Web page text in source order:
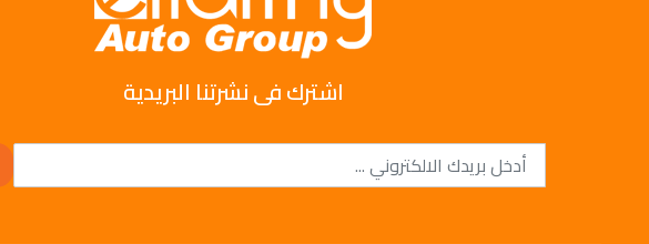
اشترك فى نشرتنا البريدية